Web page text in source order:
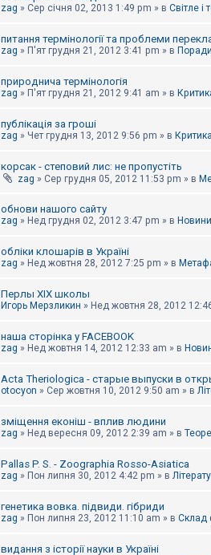
zag » Сер січня 02, 2013 1:49 pm » в Світле і
питання термінології та проблеми
zag » П'ят грудня 21, 2012 3:41 pm » в
природнича термінологія
zag » П'ят грудня 21, 2012 9:41 am » в
публікація за гроші
zag » Чет грудня 13, 2012 9:56 pm » в
корсак - степовий лис: не пропустіть
zag » Сер грудня 05, 2012 11:53 pm » в
обнови нашого сайту
zag » Нед грудня 02, 2012 3:47 pm » в
обліки клошарів в Україні
zag » Нед жовтня 28, 2012 7:25 pm » в
Перлы ХІХ школы
Игорь Мерзликин » Нед жовтня 28, 2012
наша сторінка у FACEBOOK
zag » Нед жовтня 14, 2012 12:33 am » в
Acta Theriologica - старые выпуски в
otocyon » Сер жовтня 10, 2012 9:50 am » в
зміщення еконіш - вплив людини
zag » Нед вересня 09, 2012 2:39 am » в
Pallas P. S. - Zoographia Rosso-Asiatica
zag » Пон липня 30, 2012 4:42 pm » в
генетика вовка. підвиди. гібриди
zag » Пон липня 23, 2012 11:10 am » в Склад
видання з історії науки в Україні